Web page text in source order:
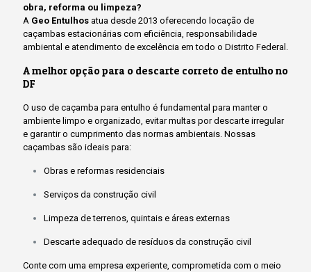
obra, reforma ou limpeza?
A Geo Entulhos atua desde 2013 oferecendo locação de
caçambas estacionárias com eficiência, responsabilidade
ambiental e atendimento de excelência em todo o Distrito Federal.
A melhor opção para o descarte correto de entulho no
DF
O uso de caçamba para entulho é fundamental para manter o
ambiente limpo e organizado, evitar multas por descarte irregular
e garantir o cumprimento das normas ambientais. Nossas
caçambas são ideais para:
Obras e reformas residenciais
Serviços da construção civil
Limpeza de terrenos, quintais e áreas externas
Descarte adequado de resíduos da construção civil
Conte com uma empresa experiente, comprometida com o meio